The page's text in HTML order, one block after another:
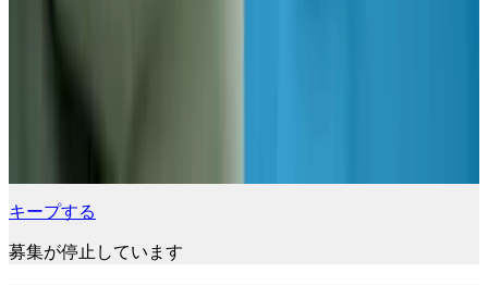
キープする
募集が停止しています